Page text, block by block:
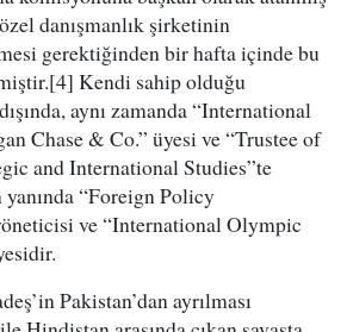
danışmanlık şirketinin
gerektiğinden bir hafta içinde bu
Kendi sahip olduğu
aynı zamanda “International
Chase & Co.” üyesi ve “Trustee of
and International Studies”te
yanında “Foreign Policy
ve “International Olympic
Pakistan’dan ayrılması